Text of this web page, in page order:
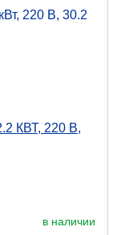
КВТ, 220 В,
в наличии